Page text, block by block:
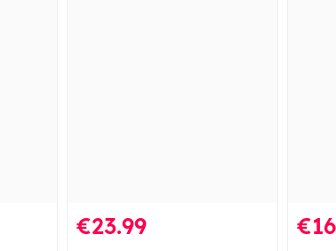
€23.99